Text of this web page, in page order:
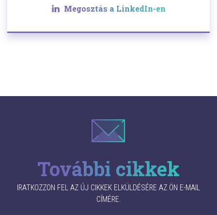
Megosztás a LinkedIn-en
További cikkek
IRATKOZZON FEL AZ ÚJ CIKKEK ELKÜLDÉSÉRE AZ ÖN E-MAIL
CÍMÉRE.